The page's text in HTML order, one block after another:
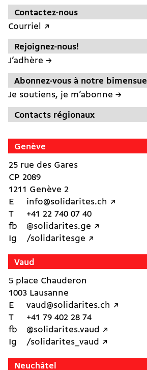
Contactez-nous
Courriel ↗︎
Rejoignez-nous!
J’adhère →
Abonnez-vous à notre bimensuel
Je soutiens, je m’abonne →
Contacts régionaux
Genève
25 rue des Gares
CP 2089
1211 Genève 2
E
info@solidarites.ch ↗︎
T
+41 22 740 07 40
fb
@solidarites.ge ↗︎
Ig
/solidaritesge ↗︎
Vaud
5 place Chauderon
1003 Lausanne
E
vaud@solidarites.ch ↗︎
T
+41 79 402 28 74
fb
@solidarites.vaud ↗︎
Ig
/solidarites_vaud ↗︎
Neuchâtel